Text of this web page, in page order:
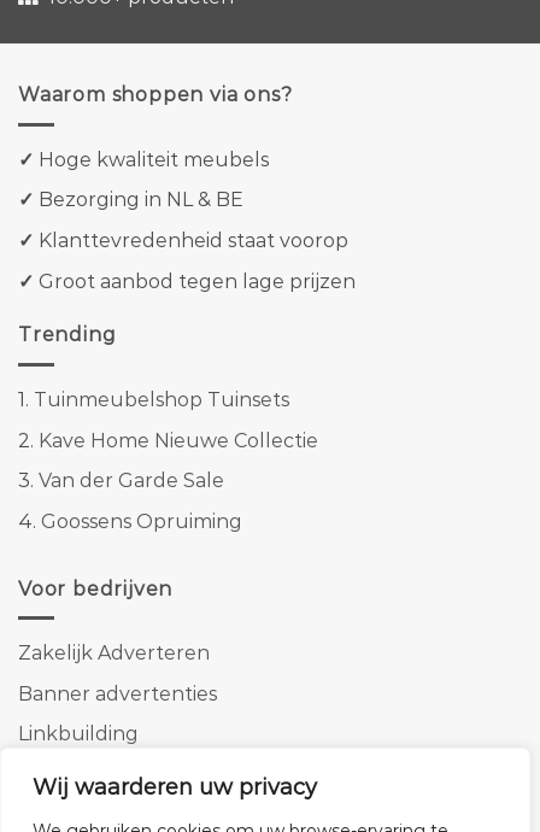
Wij waarderen uw privacy
Waarom shoppen via ons?
✓ Hoge kwaliteit meubels
✓ Bezorging in NL & BE
✓ Klanttevredenheid staat voorop
✓ Groot aanbod tegen lage prijzen
Trending
1. Tuinmeubelshop Tuinsets
2. Kave Home Nieuwe Collectie
3. Van der Garde Sale
4. Goossens Opruiming
Voor bedrijven
Zakelijk Adverteren
Banner advertenties
Linkbuilding
SEO copywriting